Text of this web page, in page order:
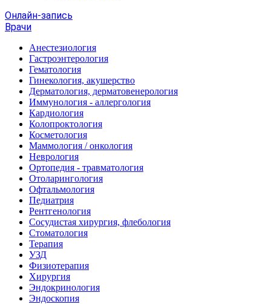
Онлайн-запись
Врачи
Анестезиология
Гастроэнтерология
Гематология
Гинекология, акушерство
Дерматология, дерматовенерология
Иммунология - аллергология
Кардиология
Колопроктология
Косметология
Маммология / онкология
Неврология
Ортопедия - травматология
Отоларингология
Офтальмология
Педиатрия
Рентгенология
Сосудистая хирургия, флебология
Стоматология
Терапия
УЗД
Физиотерапия
Хирургия
Эндокринология
Эндоскопия